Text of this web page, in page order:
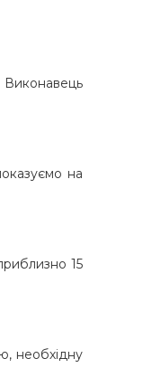
Виконавець
на
15
необхідну